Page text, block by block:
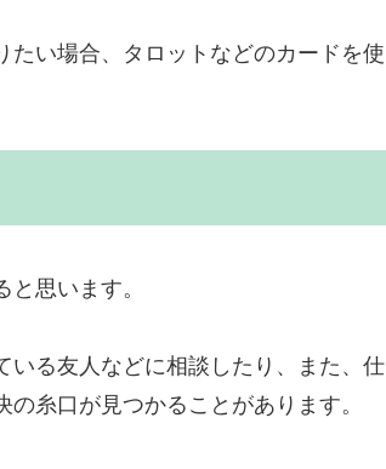
たい場合、タロットなどのカードを使
思います。
いる友人などに相談したり、また、仕
糸口が見つかることがあります。